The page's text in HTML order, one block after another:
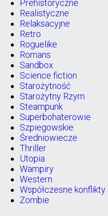
Prehistoryczne
Realistyczne
Relaksacyjne
Retro
Roguelike
Romans
Sandbox
Science fiction
Starożytność
Starożytny Rzym
Steampunk
Superbohaterowie
Szpiegowskie
Średniowiecze
Thriller
Utopia
Wampiry
Western
Współczesne konflikty
Zombie